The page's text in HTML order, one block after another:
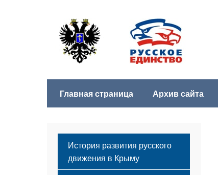
Главная страница Архив сайта
История развития русского
движения в Крыму